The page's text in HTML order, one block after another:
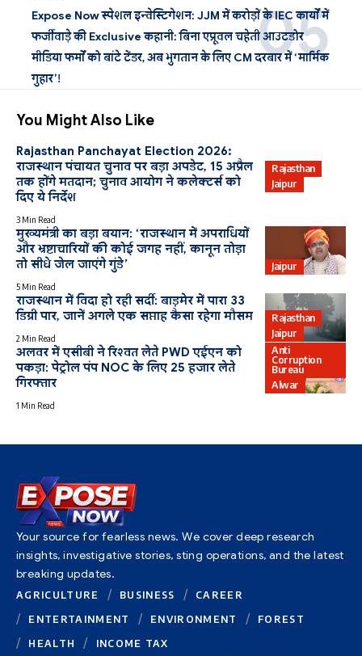
Expose Now स्पेशल इन्वेस्टिगेशन: JJM में करोड़ों के IEC कार्यों में
फर्जीवाड़े की Exclusive कहानी: बिना एप्रूवल चहेती आउटडोर
मीडिया फर्मों को बांटे टेंडर, अब भुगतान के लिए CM दरबार में ‘मार्मिक
गुहार’!
You Might Also Like
Rajasthan
Jaipur
Rajasthan Panchayat Election 2026:
राजस्थान पंचायत चुनाव पर बड़ा अपडेट, 15 अप्रैल
तक होंगे मतदान; चुनाव आयोग ने कलेक्टर्स को
दिए ये निर्देश
3 Min Read
Jaipur
मुख्यमंत्री का बड़ा बयान: ‘राजस्थान में अपराधियों
और भ्रष्टाचारियों की कोई जगह नहीं, कानून तोड़ा
तो सीधे जेल जाएंगे गुंडे’
5 Min Read
Rajasthan
Jaipur
राजस्थान में विदा हो रही सर्दी: बाड़मेर में पारा 33
डिग्री पार, जानें अगले एक सप्ताह कैसा रहेगा मौसम
2 Min Read
Anti
Corruption
Bureau
Alwar
अलवर में एसीबी ने रिश्वत लेते PWD एईएन को
पकड़ा: पेट्रोल पंप NOC के लिए 25 हजार लेते
गिरफ्तार
1 Min Read
Your source for fearless news. We cover deep research
insights, investigative stories, sting operations, and the latest
breaking updates.
AGRICULTURE BUSINESS
CAREER
ENTERTAINMENT
ENVIRONMENT
FOREST
HEALTH
INCOME TAX